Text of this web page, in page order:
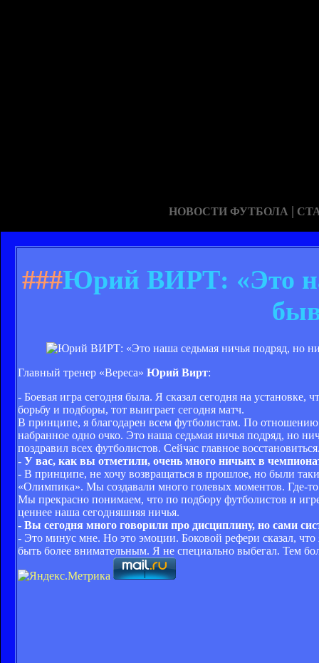
НОВОСТИ ФУТБОЛА |
###Юрий ВИРТ: «Это
Главный тренер «Вереса» Юрий Вирт:
- Боевая игра сегодня была. Я сказал сегодня на
борьбу и подборы, тот выиграет сегодня матч.
В принципе, я благодарен всем футболистам. По
набранное одно очко. Это наша седьмая ничья подряд, но
поздравил всех футболистов. Сейчас главное
- У вас, как вы отметили, очень много ничьих в
- В принципе, не хочу возвращаться в прошлое, но были
«Олимпика». Мы создавали много голевых моментов. Где-то
Мы прекрасно понимаем, что по подбору футболистов и
ценнее наша сегодняшняя ничья.
- Вы сегодня много говорили про дисциплину, но сами
- Это минус мне. Но это эмоции. Боковой рефери сказал,
быть более внимательным. Я не специально выбегал. Тем